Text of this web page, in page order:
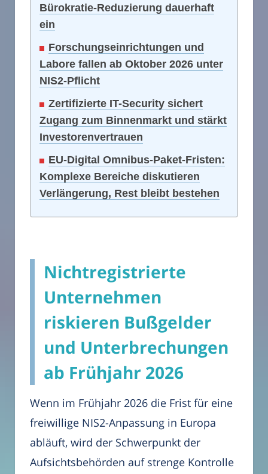
Bürokratie-Reduzierung dauerhaft
ein
Forschungseinrichtungen und
Labore fallen ab Oktober 2026 unter
NIS2-Pflicht
Zertifizierte IT-Security sichert
Zugang zum Binnenmarkt und stärkt
Investorenvertrauen
EU-Digital Omnibus-Paket-Fristen:
Komplexe Bereiche diskutieren
Verlängerung, Rest bleibt bestehen
Nichtregistrierte
Unternehmen
riskieren Bußgelder
und Unterbrechungen
ab Frühjahr 2026
Wenn im Frühjahr 2026 die Frist für eine
freiwillige NIS2-Anpassung in Europa
abläuft, wird der Schwerpunkt der
Aufsichtsbehörden auf strenge Kontrolle